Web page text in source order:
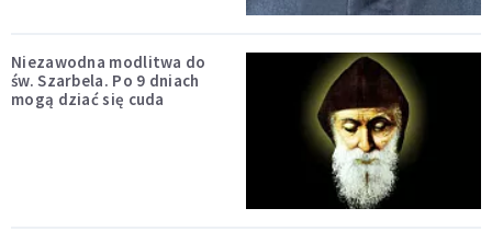
Niezawodna modlitwa do
św. Szarbela. Po 9 dniach
mogą dziać się cuda